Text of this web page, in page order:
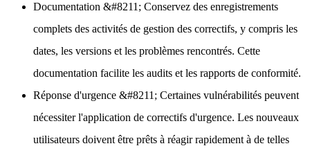
Documentation &#8211; Conservez des enregistrements
complets des activités de gestion des correctifs, y compris les
dates, les versions et les problèmes rencontrés. Cette
documentation facilite les audits et les rapports de conformité.
Réponse d'urgence &#8211; Certaines vulnérabilités peuvent
nécessiter l'application de correctifs d'urgence. Les nouveaux
utilisateurs doivent être prêts à réagir rapidement à de telles